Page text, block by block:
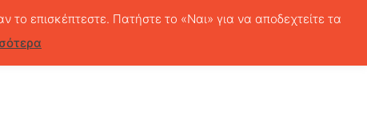
Σάββατο, 8 Αυγούστου, 2026
το επισκέπτεστε. Πατήστε το «Ναι» για να αποδεχτείτε τα